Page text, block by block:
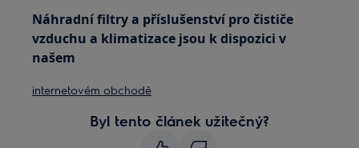
Náhradní filtry a příslušenství pro čističe
vzduchu a klimatizace jsou k dispozici v
našem
internetovém obchodě
Byl tento článek užitečný?